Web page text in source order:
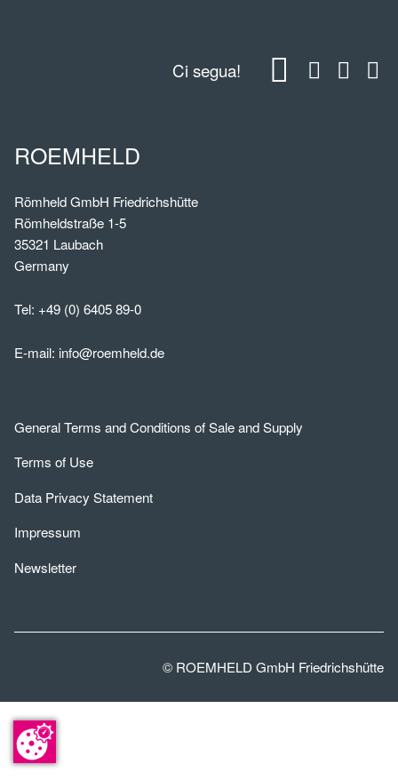
Ci segua!
ROEMHELD
Römheld GmbH Friedrichshütte
Römheldstraße 1-5
35321 Laubach
Germany
Tel: +49 (0) 6405 89-0
E-mail: info@roemheld.de
General Terms and Conditions of Sale and Supply
Terms of Use
Data Privacy Statement
Impressum
Newsletter
© ROEMHELD GmbH Friedrichshütte